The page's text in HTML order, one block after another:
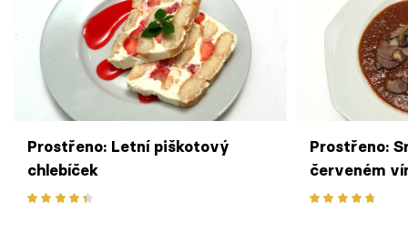
Prostřeno: Letní piškotový
chlebíček
Prostřeno:
červeném